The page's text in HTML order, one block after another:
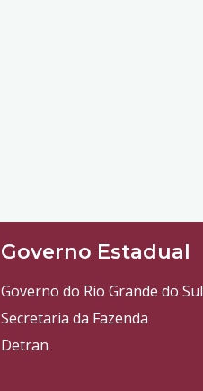
Governo Estadual
Governo do Rio Grande do Sul
Secretaria da Fazenda
Detran